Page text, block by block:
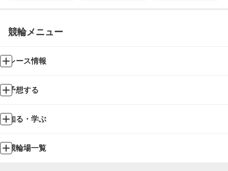
競輪メニュー
レース情報
予想する
知る・学ぶ
競輪場一覧